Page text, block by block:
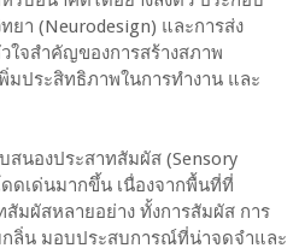
ยา (Neurodesign) และการส่ง
ใจสำคัญของการสร้างสภาพ
มประสิทธิภาพในการทำงาน และ
นองประสาทสัมผัส (Sensory
ดเด่นมากขึ้น เนื่องจากพื้นที่ที่
มผัสหลายอย่าง ทั้งการสัมผัส การ
กลิ่น มอบประสบการณ์ที่น่าจดจำและ